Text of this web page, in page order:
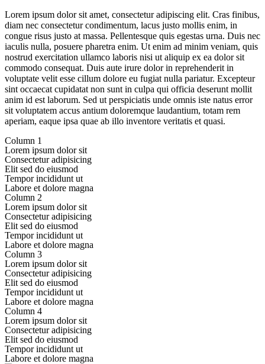
Lorem ipsum dolor sit amet, consectetur adipiscing elit. Cras finibus,
diam nec consectetur condimentum, lacus justo mollis enim, in
congue risus justo at massa. Pellentesque quis egestas urna. Duis nec
iaculis nulla, posuere pharetra enim. Ut enim ad minim veniam, quis
nostrud exercitation ullamco laboris nisi ut aliquip ex ea dolor sit
commodo consequat. Duis aute irure dolor in reprehenderit in
voluptate velit esse cillum dolore eu fugiat nulla pariatur. Excepteur
sint occaecat cupidatat non sunt in culpa qui officia deserunt mollit
anim id est laborum. Sed ut perspiciatis unde omnis iste natus error
sit voluptatem accus antium doloremque laudantium, totam rem
aperiam, eaque ipsa quae ab illo inventore veritatis et quasi.
Column 1
Lorem ipsum dolor sit
Consectetur adipisicing
Elit sed do eiusmod
Tempor incididunt ut
Labore et dolore magna
Column 2
Lorem ipsum dolor sit
Consectetur adipisicing
Elit sed do eiusmod
Tempor incididunt ut
Labore et dolore magna
Column 3
Lorem ipsum dolor sit
Consectetur adipisicing
Elit sed do eiusmod
Tempor incididunt ut
Labore et dolore magna
Column 4
Lorem ipsum dolor sit
Consectetur adipisicing
Elit sed do eiusmod
Tempor incididunt ut
Labore et dolore magna